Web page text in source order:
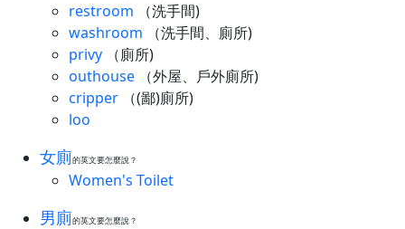
restroom （洗手間)
washroom （洗手間、廁所)
privy （廁所)
outhouse （外屋、戶外廁所)
cripper （(鄙)廁所)
loo
女廁的英文要怎麼說？
Women's Toilet
男廁的英文要怎麼說？